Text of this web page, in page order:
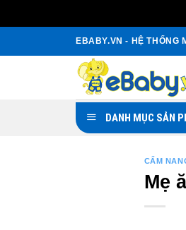
EBABY.VN - HỆ THỐNG
DANH MỤC SẢN
CẨM
Mẹ